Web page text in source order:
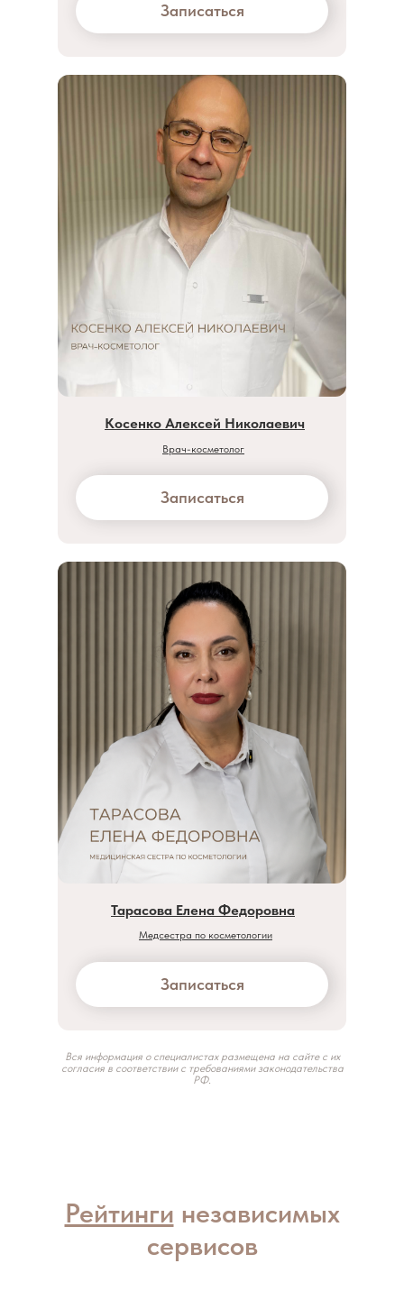
Записаться
Косенко Алексей Николаевич
Врач-косметолог
Записаться
Тарасова Елена Федоровна
Медсестра по косметологии
Записаться
Вся информация о специалистах размещена на сайте с их
согласия в соответствии с требованиями законодательства
РФ.
Рейтинги независимых
сервисов